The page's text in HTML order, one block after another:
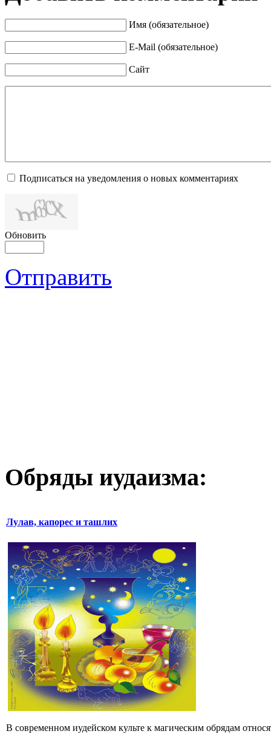
Имя (обязательное)
E-Mail (обязательное)
Сайт
Подписаться на уведомления о новых комментариях
Обновить
Отправить
Обряды иудаизма:
Лулав, капорес и ташлих
В современном иудейском культе к магическим обрядам